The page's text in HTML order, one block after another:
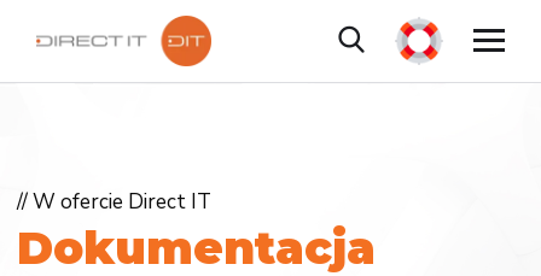
Dokumentacja
// W ofercie Direct IT